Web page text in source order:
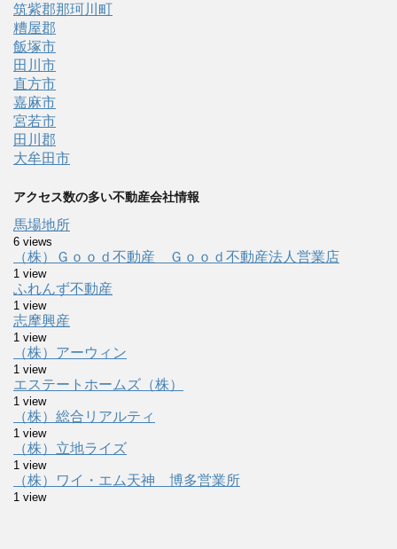
筑紫郡那珂川町
糟屋郡
飯塚市
田川市
直方市
嘉麻市
宮若市
田川郡
大牟田市
アクセス数の多い不動産会社情報
馬場地所
6 views
（株）Ｇｏｏｄ不動産 Ｇｏｏｄ不動産法人営業店
1 view
ふれんず不動産
1 view
志摩興産
1 view
（株）アーウィン
1 view
エステートホームズ（株）
1 view
（株）総合リアルティ
1 view
（株）立地ライズ
1 view
（株）ワイ・エム天神 博多営業所
1 view